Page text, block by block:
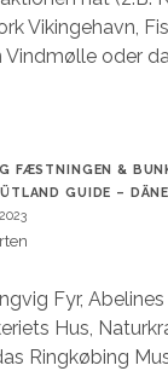
Vikingehavn,
Vindmølle oder
FÆSTNINGEN &
GUIDE –
Fyr,
Hus,
Ringkøbing